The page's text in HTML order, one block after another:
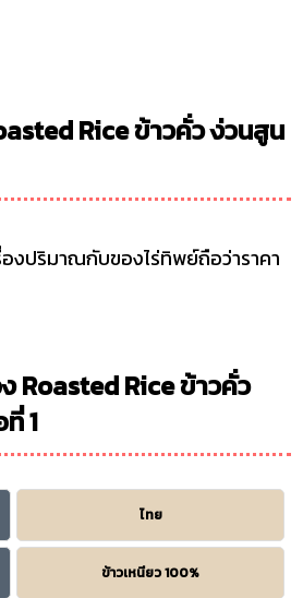
Rice ข้าวคั่ว ง่วนสูน
องปริมาณกับของไร่ทิพย์ถือว่าราคา
Roasted Rice ข้าวคั่ว
1
ไทย
ข้าวเหนียว 100%